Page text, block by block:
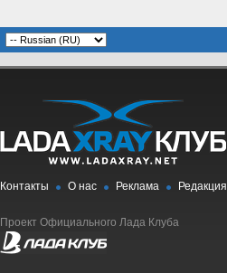
Контакты О нас Реклама Редакция
Проект Официального Лада Клуба